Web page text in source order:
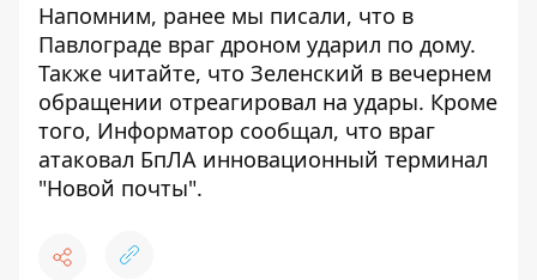
Напомним, ранее мы писали, что в
Павлограде враг дроном ударил по дому.
Также читайте, что Зеленский в вечернем
обращении отреагировал на удары. Кроме
того, Информатор сообщал, что враг
атаковал БпЛА инновационный терминал
"Новой почты".